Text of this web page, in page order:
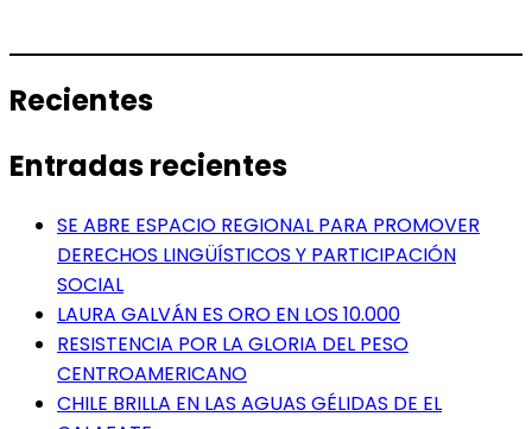
Recientes
Entradas recientes
SE ABRE ESPACIO REGIONAL PARA PROMOVER
DERECHOS LINGÜÍSTICOS Y PARTICIPACIÓN
SOCIAL
LAURA GALVÁN ES ORO EN LOS 10.000
RESISTENCIA POR LA GLORIA DEL PESO
CENTROAMERICANO
CHILE BRILLA EN LAS AGUAS GÉLIDAS DE EL